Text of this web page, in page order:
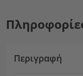
Περιγραφή